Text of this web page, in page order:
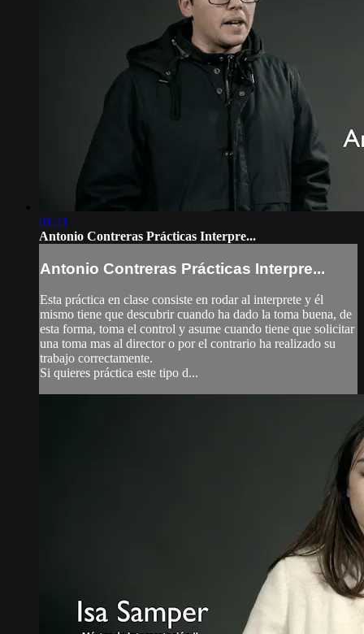
01:21
Antonio Contreras Prácticas Interpre...
Antonio Contreras Prácticas Interpre...
Esta práctica en clase consiste en rodar al interprete y él
mismo tiene que descubrir cuando ha dado la toma buena, de
esta forma, toma el control y asume cuando tiene que solicitar
una toma mas al director o por el contrario ha realizado su
trabajo correctamente.
Si quieres práctica este tipo d...